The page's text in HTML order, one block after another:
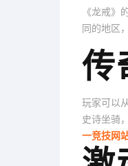
《龙戒》
同的地区
传
玩家可以
史诗坐骑
一竞技网